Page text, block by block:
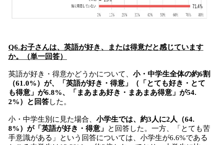
Q6.お子さんは、英語が好き、または得意だと感じています
か。（単一回答）
英語が好き・得意かどうかについて、 小・中学生全体の約6割
（61.0%）が、「英語が好き・得意」（「とても好き・とて
も得意」が6.8%、「まあまあ好き・まあまあ得意」が54.
2%）と回答した。
小・中学生別に見た場合、 小学生では、約3人に2人（64.
8%）が「英語が好き・得意」
と回答した。一方、「とても苦
手意識がある」という回答については、小学生が6.6%である